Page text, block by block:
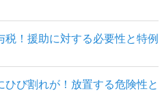
！援助に対する必要性と特例
び割れが！放置する危険性と